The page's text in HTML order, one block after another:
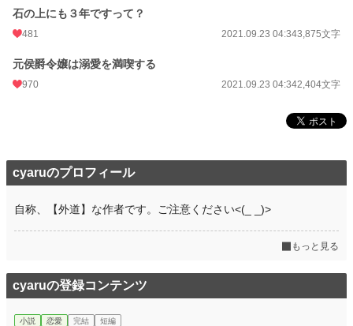
石の上にも３年ですって？
481 2021.09.23 04:343,875文字
元侯爵令嬢は溺愛を満喫する
970 2021.09.23 04:342,404文字
cyaruのプロフィール
自称、【外道】な作者です。ご注意ください<(_ _)>
もっと見る
cyaruの登録コンテンツ
小説 恋愛 完結 短編